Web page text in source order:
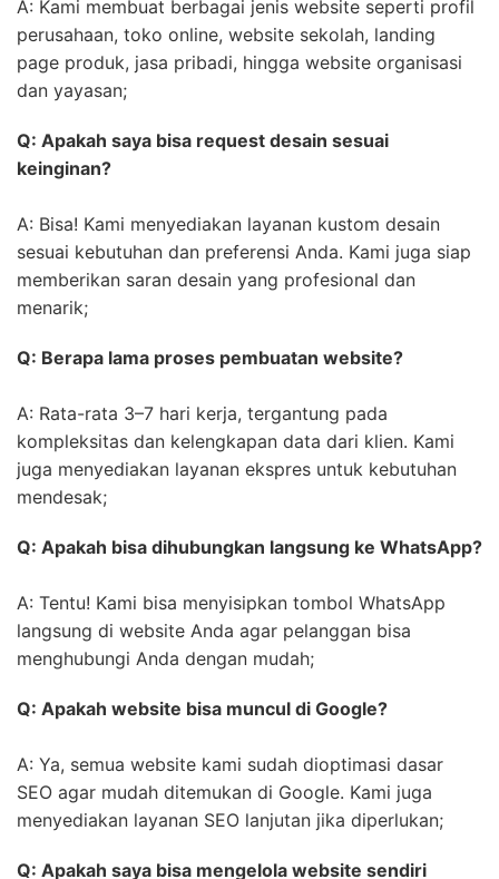
A: Kami membuat berbagai jenis website seperti profil
perusahaan, toko online, website sekolah, landing
page produk, jasa pribadi, hingga website organisasi
dan yayasan;
Q: Apakah saya bisa request desain sesuai
keinginan?
A: Bisa! Kami menyediakan layanan kustom desain
sesuai kebutuhan dan preferensi Anda. Kami juga siap
memberikan saran desain yang profesional dan
menarik;
Q: Berapa lama proses pembuatan website?
A: Rata-rata 3–7 hari kerja, tergantung pada
kompleksitas dan kelengkapan data dari klien. Kami
juga menyediakan layanan ekspres untuk kebutuhan
mendesak;
Q: Apakah bisa dihubungkan langsung ke WhatsApp?
A: Tentu! Kami bisa menyisipkan tombol WhatsApp
langsung di website Anda agar pelanggan bisa
menghubungi Anda dengan mudah;
Q: Apakah website bisa muncul di Google?
A: Ya, semua website kami sudah dioptimasi dasar
SEO agar mudah ditemukan di Google. Kami juga
menyediakan layanan SEO lanjutan jika diperlukan;
Q: Apakah saya bisa mengelola website sendiri